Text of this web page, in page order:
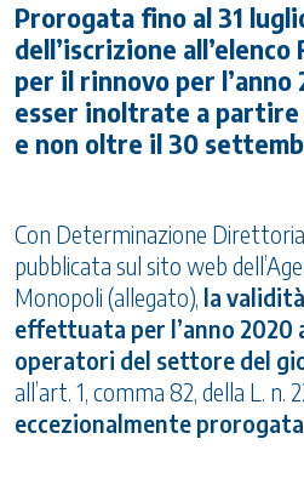
Prorogata fino al 31
dell’iscrizione all’elenco
per il rinnovo per l’anno
esser inoltrate a partire
e non oltre il 30
Con Determinazione
pubblicata sul sito web
Monopoli (allegato), la
effettuata per l’anno 2020
operatori del settore del
all’art. 1, comma 82, della L. n.
eccezionalmente